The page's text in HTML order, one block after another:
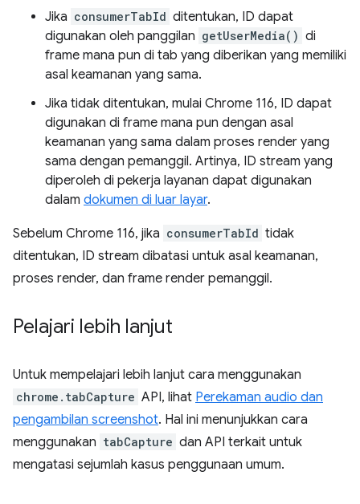
Jika consumerTabId ditentukan, ID dapat
digunakan oleh panggilan getUserMedia() di
frame mana pun di tab yang diberikan yang memiliki
asal keamanan yang sama.
Jika tidak ditentukan, mulai Chrome 116, ID dapat
digunakan di frame mana pun dengan asal
keamanan yang sama dalam proses render yang
sama dengan pemanggil. Artinya, ID stream yang
diperoleh di pekerja layanan dapat digunakan
dalam dokumen di luar layar.
Sebelum Chrome 116, jika consumerTabId tidak
ditentukan, ID stream dibatasi untuk asal keamanan,
proses render, dan frame render pemanggil.
Pelajari lebih lanjut
Untuk mempelajari lebih lanjut cara menggunakan
chrome.tabCapture API, lihat Perekaman audio dan
pengambilan screenshot. Hal ini menunjukkan cara
menggunakan tabCapture dan API terkait untuk
mengatasi sejumlah kasus penggunaan umum.